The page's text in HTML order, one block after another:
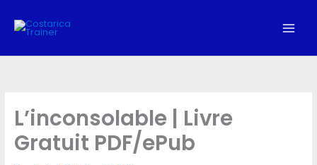
content
L’inconsolable | Livre
Gratuit PDF/ePub